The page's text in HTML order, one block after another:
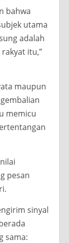
bahwa
utama
adalah
itu,”
maupun
memicu
pesan
sinyal
sama: